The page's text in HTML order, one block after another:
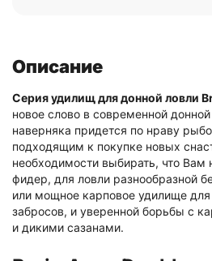
Описание
Серия удилищ для донной ловли
новое слово в современной
наверняка придется по нраву
подходящим к покупке новых
необходимости выбирать, что Вам
фидер, для ловли разнообразной
или мощное карповое удилище
забросов, и уверенной борьбы с
и дикими сазанами.